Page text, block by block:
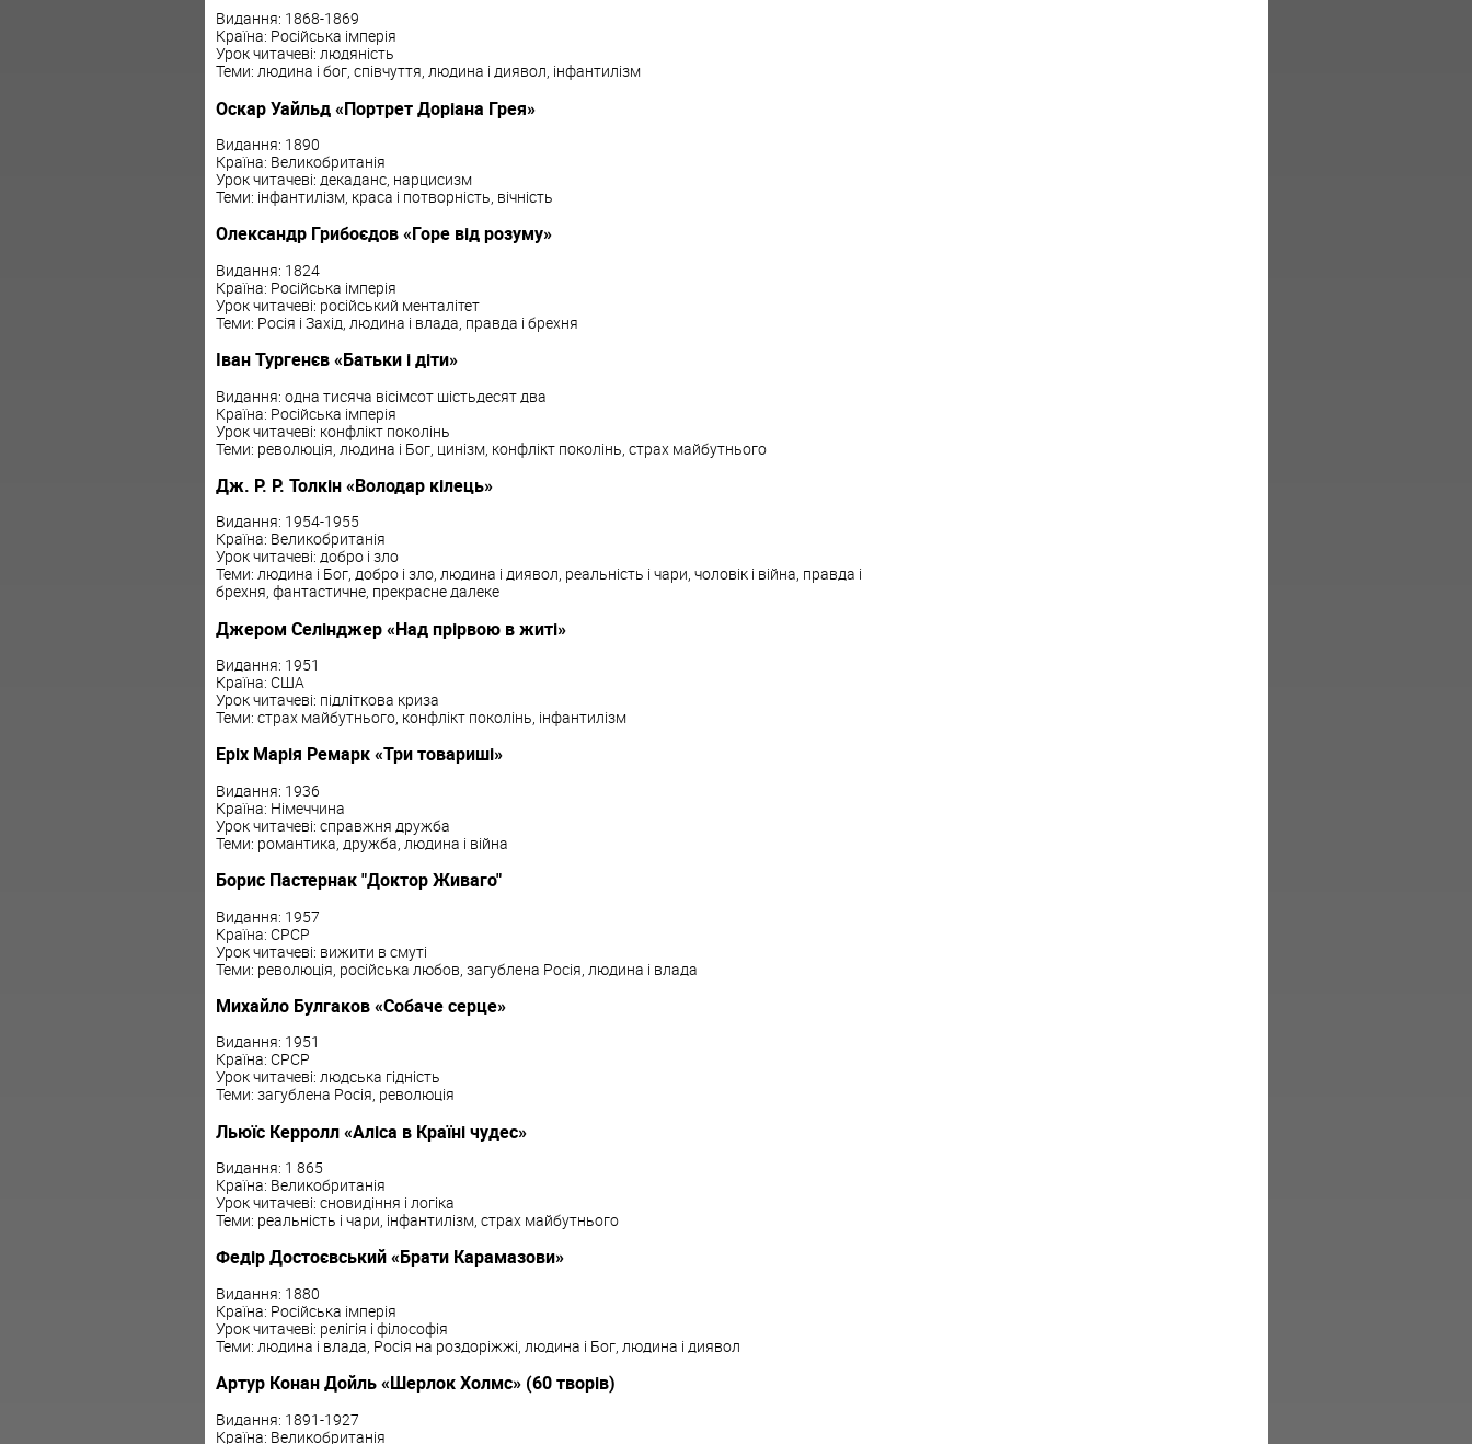
Видання: 1868-1869
Країна: Російська імперія
Урок читачеві: людяність
Теми: людина і бог, співчуття, людина і диявол, інфантилізм
Оскар Уайльд «Портрет Доріана Грея»
Видання: 1890
Країна: Великобританія
Урок читачеві: декаданс, нарцисизм
Теми: інфантилізм, краса і потворність, вічність
Олександр Грибоєдов «Горе від розуму»
Видання: 1824
Країна: Російська імперія
Урок читачеві: російський менталітет
Теми: Росія і Захід, людина і влада, правда і брехня
Іван Тургенєв «Батьки і діти»
Видання: одна тисяча вісімсот шістьдесят два
Країна: Російська імперія
Урок читачеві: конфлікт поколінь
Теми: революція, людина і Бог, цинізм, конфлікт поколінь, страх майбутнього
Дж. Р. Р. Толкін «Володар кілець»
Видання: 1954-1955
Країна: Великобританія
Урок читачеві: добро і зло
Теми: людина і Бог, добро і зло, людина і диявол, реальність і чари, чоловік і війна, правда і
брехня, фантастичне, прекрасне далеке
Джером Селінджер «Над прірвою в житі»
Видання: 1951
Країна: США
Урок читачеві: підліткова криза
Теми: страх майбутнього, конфлікт поколінь, інфантилізм
Еріх Марія Ремарк «Три товариші»
Видання: 1936
Країна: Німеччина
Урок читачеві: справжня дружба
Теми: романтика, дружба, людина і війна
Борис Пастернак "Доктор Живаго"
Видання: 1957
Країна: СРСР
Урок читачеві: вижити в смуті
Теми: революція, російська любов, загублена Росія, людина і влада
Михайло Булгаков «Собаче серце»
Видання: 1951
Країна: СРСР
Урок читачеві: людська гідність
Теми: загублена Росія, революція
Льюїс Керролл «Аліса в Країні чудес»
Видання: 1 865
Країна: Великобританія
Урок читачеві: сновидіння і логіка
Теми: реальність і чари, інфантилізм, страх майбутнього
Федір Достоєвський «Брати Карамазови»
Видання: 1880
Країна: Російська імперія
Урок читачеві: релігія і філософія
Теми: людина і влада, Росія на роздоріжжі, людина і Бог, людина і диявол
Артур Конан Дойль «Шерлок Холмс» (60 творів)
Видання: 1891-1927
Країна: Великобританія